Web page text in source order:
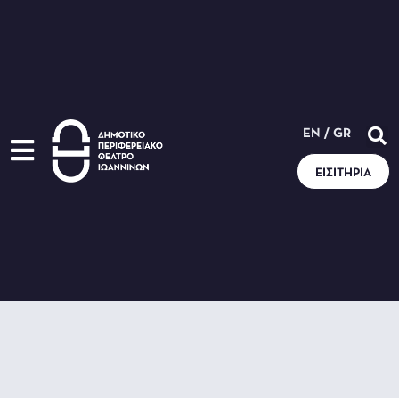
EN / GR
ΕΙΣΙΤΉΡΙΑ